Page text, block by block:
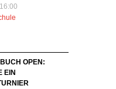
OPEN:
EIN